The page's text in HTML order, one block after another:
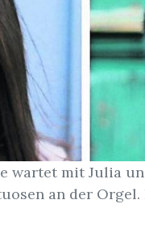
wartet mit Julia
an der Orgel.